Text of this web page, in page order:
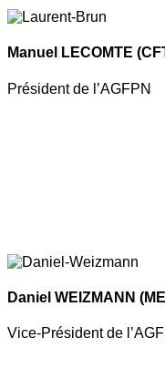
Manuel LECOMTE
Président de l’AGFPN
Daniel WEIZMANN
Vice-Président de